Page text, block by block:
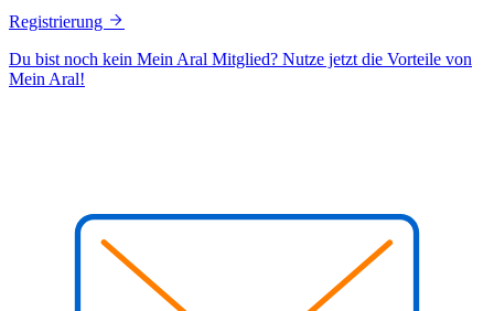
Registrierung
Du bist noch kein Mein Aral Mitglied? Nutze jetzt die Vorteile von
Mein Aral!